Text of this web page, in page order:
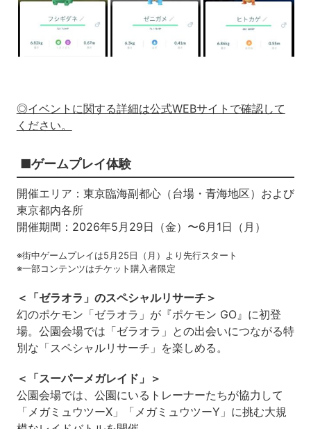
◎イベントに関する詳細は公式WEBサイトで確認して
ください。
■ゲームプレイ体験
開催エリア：東京臨海副都心（台場・青海地区）および
東京都内各所
開催期間：2026年5月29日（金）〜6月1日（月）
※街中ゲームプレイは5月25日（月）より先行スタート
※一部コンテンツはチケット購入者限定
＜「ゼラオラ」のスペシャルリサーチ＞
幻のポケモン「ゼラオラ」が『ポケモン GO』に初登
場。公園会場では「ゼラオラ」との出会いにつながる特
別な「スペシャルリサーチ」を楽しめる。
＜「スーパーメガレイド」＞
公園会場では、公園にいるトレーナーたちが協力して
「メガミュウツーX」「メガミュウツーY」に挑む大規